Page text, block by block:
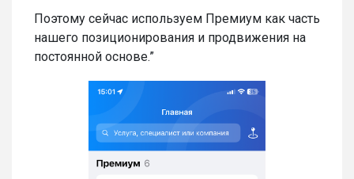
Поэтому сейчас используем Премиум как часть
нашего позиционирования и продвижения на
постоянной основе.”